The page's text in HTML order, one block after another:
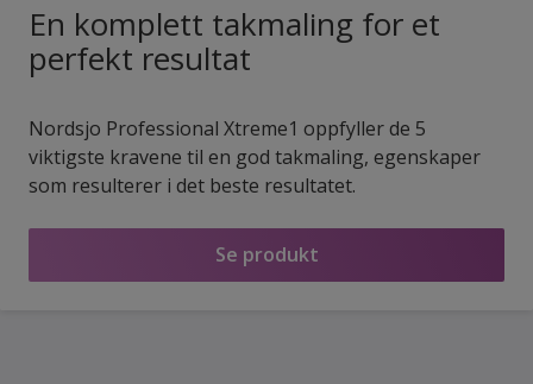
En komplett takmaling for et
perfekt resultat
Nordsjo Professional Xtreme1 oppfyller de 5
viktigste kravene til en god takmaling, egenskaper
som resulterer i det beste resultatet.
Se produkt